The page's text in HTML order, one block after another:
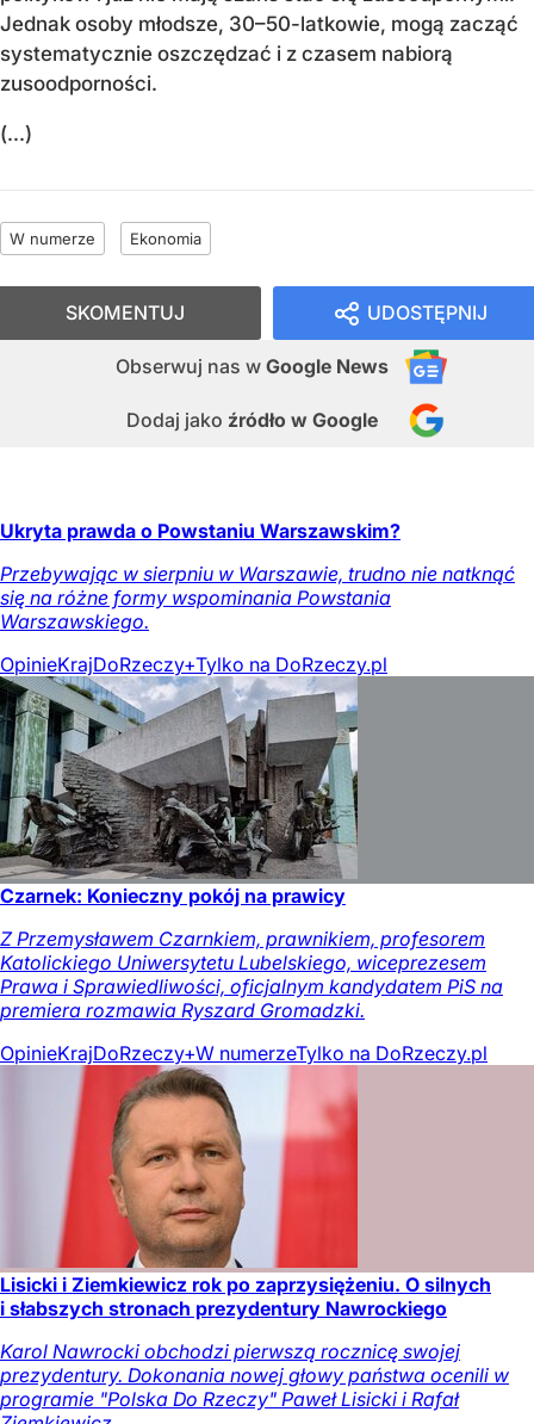
Jednak osoby młodsze, 30–50-latkowie, mogą zacząć
systematycznie oszczędzać i z czasem nabiorą
zusoodporności.
(...)
W numerze Ekonomia
UDOSTĘPNIJ
Obserwuj nas w Google News
Dodaj jako źródło w Google
SKOMENTUJ
Ukryta prawda o Powstaniu Warszawskim?
Przebywając w sierpniu w Warszawie, trudno nie natknąć
się na różne formy wspominania Powstania
Warszawskiego.
OpinieKrajDoRzeczy+Tylko na DoRzeczy.pl
Czarnek: Konieczny pokój na prawicy
Z Przemysławem Czarnkiem, prawnikiem, profesorem
Katolickiego Uniwersytetu Lubelskiego, wiceprezesem
Prawa i Sprawiedliwości, oficjalnym kandydatem PiS na
premiera rozmawia Ryszard Gromadzki.
OpinieKrajDoRzeczy+W numerzeTylko na DoRzeczy.pl
Lisicki i Ziemkiewicz rok po zaprzysiężeniu. O silnych
i słabszych stronach prezydentury Nawrockiego
Karol Nawrocki obchodzi pierwszą rocznicę swojej
prezydentury. Dokonania nowej głowy państwa ocenili w
programie "Polska Do Rzeczy" Paweł Lisicki i Rafał